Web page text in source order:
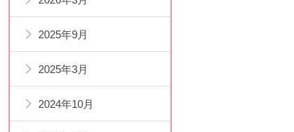
2025年9月
2025年3月
2024年10月